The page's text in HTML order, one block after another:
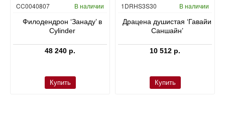
CC0040807 В наличии
Филодендрон ‘Занаду’ в
Cylinder
48 240 р.
Купить
Гидропоника
1DRHS3S30 В наличии
Драцена душистая ‘Гавайи
Саншайн’
10 512 р.
Купить